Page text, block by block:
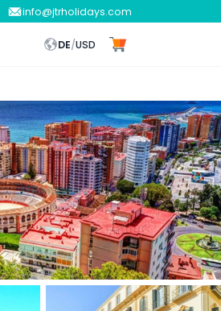
info@jtrholidays.com
DE/USD